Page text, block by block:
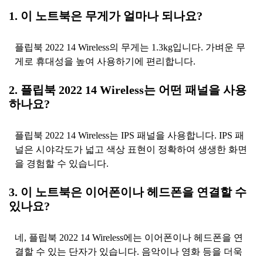
1. 이 노트북은 무게가 얼마나 되나요?
플립북 2022 14 Wireless의 무게는 1.3kg입니다. 가벼운 무
게로 휴대성을 높여 사용하기에 편리합니다.
2. 플립북 2022 14 Wireless는 어떤 패널을 사용
하나요?
플립북 2022 14 Wireless는 IPS 패널을 사용합니다. IPS 패
널은 시야각도가 넓고 색상 표현이 정확하여 생생한 화면
을 경험할 수 있습니다.
3. 이 노트북은 이어폰이나 헤드폰을 연결할 수
있나요?
네, 플립북 2022 14 Wireless에는 이어폰이나 헤드폰을 연
결할 수 있는 단자가 있습니다. 음악이나 영화 등을 더욱